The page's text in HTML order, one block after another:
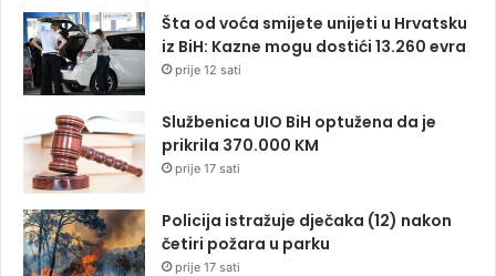
Šta od voća smijete unijeti u Hrvatsku
iz BiH: Kazne mogu dostići 13.260 evra
prije 12 sati
Službenica UIO BiH optužena da je
prikrila 370.000 KM
prije 17 sati
Policija istražuje dječaka (12) nakon
četiri požara u parku
prije 17 sati